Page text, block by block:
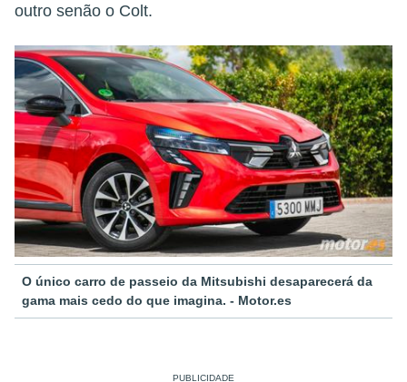
outro senão o Colt.
O único carro de passeio da Mitsubishi desaparecerá da
gama mais cedo do que imagina. - Motor.es